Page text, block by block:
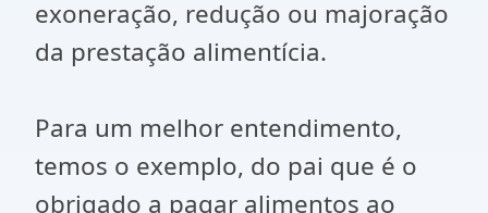
exoneração, redução ou majoração
da prestação alimentícia.
Para um melhor entendimento,
temos o exemplo, do pai que é o
obrigado a pagar alimentos ao